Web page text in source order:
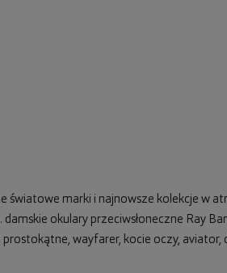
światowe marki i najnowsze kolekcje w
damskie okulary przeciwsłoneczne Ray
prostokątne, wayfarer, kocie oczy, aviator,